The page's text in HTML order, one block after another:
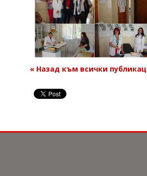
« Назад към всички